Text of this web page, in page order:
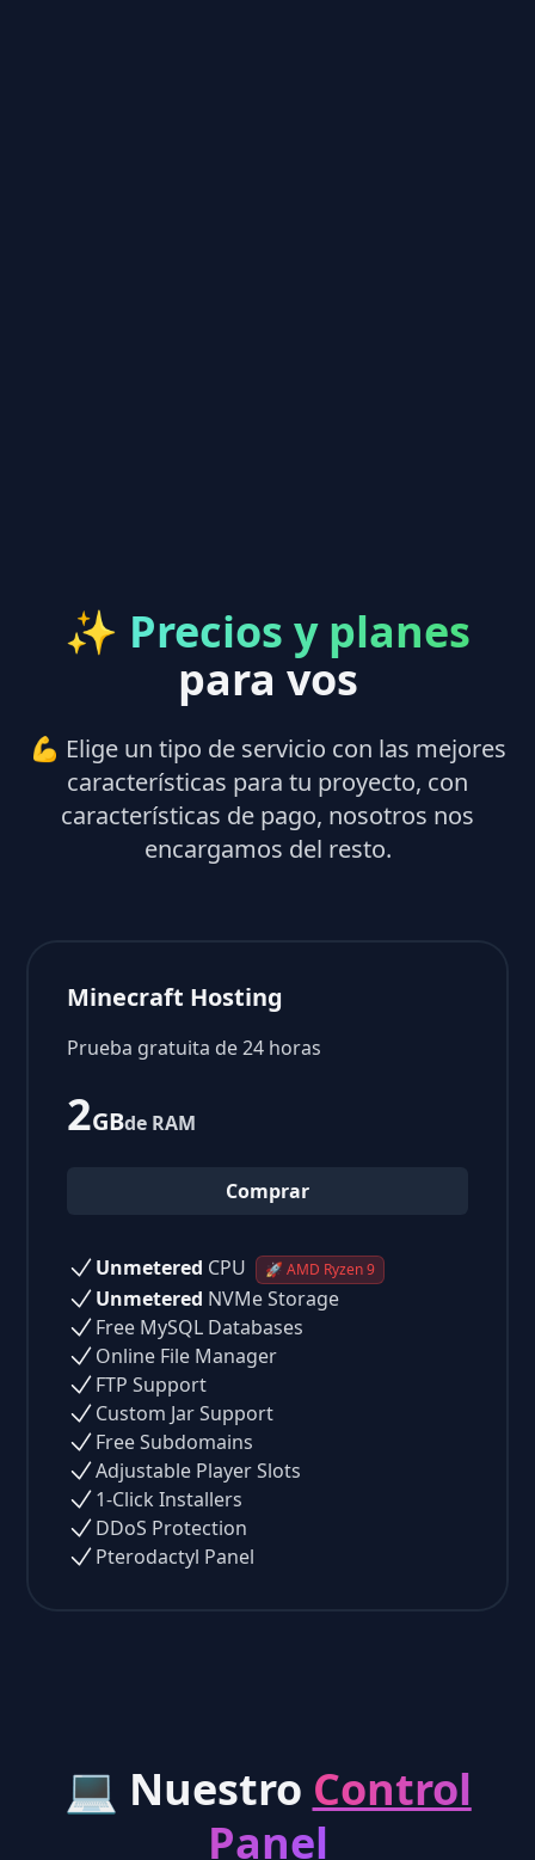
✨ Precios y planes
para vos
💪 Elige un tipo de servicio con las mejores
características para tu proyecto, con
características de pago, nosotros nos
encargamos del resto.
Minecraft Hosting
Prueba gratuita de 24 horas
2GBde RAM
Comprar
Unmetered CPU 🚀 AMD Ryzen 9
Unmetered NVMe Storage
Free MySQL Databases
Online File Manager
FTP Support
Custom Jar Support
Free Subdomains
Adjustable Player Slots
1-Click Installers
DDoS Protection
Pterodactyl Panel
💻 Nuestro Control
Panel